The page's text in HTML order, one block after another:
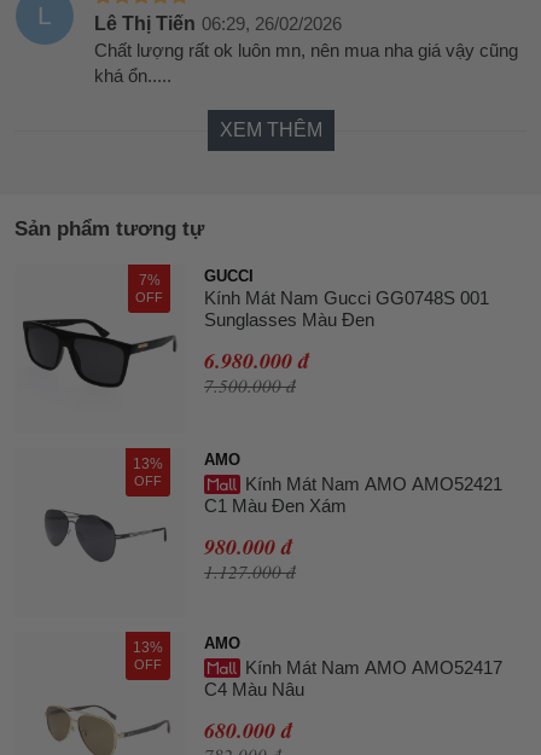
L Lê Thị Tiến 06:29, 26/02/2026
Chất lượng rất ok luôn mn, nên mua nha giá vậy cũng
khá ổn.....
XEM THÊM
Sản phẩm tương tự
7%
OFF
GUCCI
Kính Mát Nam Gucci GG0748S 001
Sunglasses Màu Đen
6.980.000 đ
7.500.000 đ
13%
OFF
AMO
Kính Mát Nam AMO AMO52421
C1 Màu Đen Xám
980.000 đ
1.127.000 đ
13%
OFF
AMO
Kính Mát Nam AMO AMO52417
C4 Màu Nâu
680.000 đ